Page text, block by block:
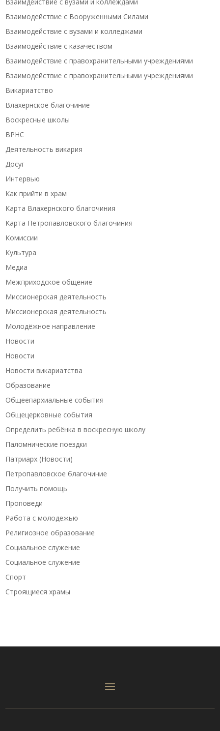
Взаимодействие с Вооруженными Силами
Взаимодействие с вузами и колледжами
Взаимодействие с казачеством
Взаимодействие с правохранительными учреждениями
Взаимодействие с правохранительными учреждениями
Викариатство
Влахернское благочиние
Воскресные школы
ВРНС
Деятельность викария
Досуг
Интервью
Как прийти в храм
Карта Влахернского благочиния
Карта Петропавловского благочиния
Комиссии
Культура
Медиа
Межприходское общение
Миссионерская деятельность
Миссионерская деятельность
Молодёжное направление
Новости
Новости
Новости викариатства
Образование
Общеепархиальные события
Общецерковные события
Определить ребёнка в воскресную школу
Паломнические поездки
Патриарх (Новости)
Петропавловское благочиние
Получить помощь
Проповеди
Работа с молодежью
Религиозное образование
Социальное служение
Социальное служение
Спорт
Строящиеся храмы